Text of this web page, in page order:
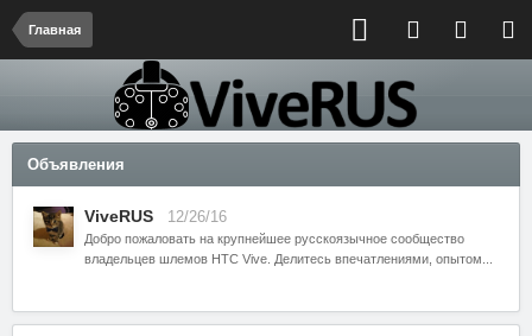
Главная
Объявления
ViveRUS 12/26/16
Добро пожаловать на крупнейшее русскоязычное сообщество
владельцев шлемов HTC Vive. Делитесь впечатлениями, опытом...